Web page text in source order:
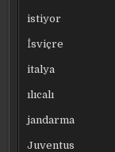
istiyor
İsviçre
italya
ılıcalı
jandarma
Juventus